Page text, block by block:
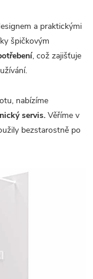
a praktickými
špičkovým
, což zajišťuje
nabízíme
servis. Věříme v
bezstarostně po